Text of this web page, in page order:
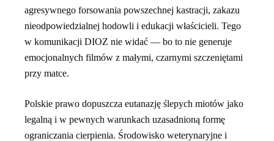
agresywnego forsowania powszechnej kastracji, zakazu
nieodpowiedzialnej hodowli i edukacji właścicieli. Tego
w komunikacji DIOZ nie widać — bo to nie generuje
emocjonalnych filmów z małymi, czarnymi szczeniętami
przy matce.
Polskie prawo dopuszcza eutanazję ślepych miotów jako
legalną i w pewnych warunkach uzasadnioną formę
ograniczania cierpienia. Środowisko weterynaryjne i